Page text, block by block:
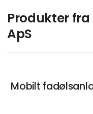
hvilket
Kontakt
Produkter
ApS
Mobilt